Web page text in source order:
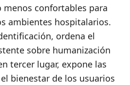
menos confortables para
ambientes hospitalarios.
ordena el
sobre humanización
tercer lugar, expone las
bienestar de los usuarios